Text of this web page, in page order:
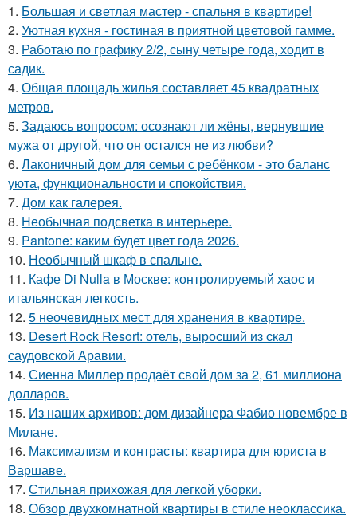
1. Большая и светлая мастер - спальня в квартире!
2. Уютная кухня - гостиная в приятной цветовой гамме.
3. Работаю по графику 2/2, сыну четыре года, ходит в
садик.
4. Общая площадь жилья составляет 45 квадратных
метров.
5. Задаюсь вопросом: осознают ли жёны, вернувшие
мужа от другой, что он остался не из любви?
6. Лаконичный дом для семьи с ребёнком - это баланс
уюта, функциональности и спокойствия.
7. Дом как галерея.
8. Необычная подсветка в интерьере.
9. Pantone: каким будет цвет года 2026.
10. Необычный шкаф в спальне.
11. Кафе Di Nulla в Москве: контролируемый хаос и
итальянская легкость.
12. 5 неочевидных мест для хранения в квартире.
13. Desert Rock Resort: отель, выросший из скал
саудовской Аравии.
14. Сиенна Миллер продаёт свой дом за 2, 61 миллиона
долларов.
15. Из наших архивов: дом дизайнера Фабио новембре в
Милане.
16. Максимализм и контрасты: квартира для юриста в
Варшаве.
17. Стильная прихожая для легкой уборки.
18. Обзор двухкомнатной квартиры в стиле неоклассика.